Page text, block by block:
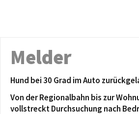
Melder
Hund bei 30 Grad im Auto
Von der Regionalbahn bis zur
vollstreckt Durchsuchung nach